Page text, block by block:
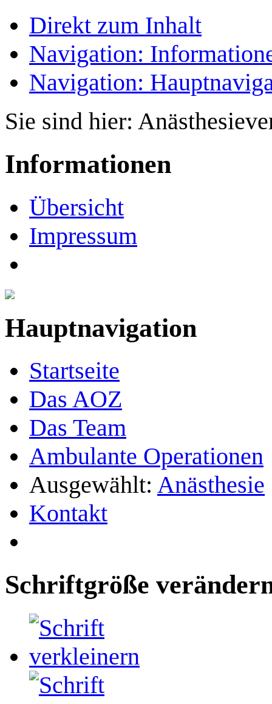
Direkt zum Inhalt
Navigation:
Navigation:
Sie sind hier:
Informationen
Übersicht
Impressum
Hauptnavigation
Startseite
Das AOZ
Das Team
Ambulante Operationen
Ausgewählt: Anästhesie
Kontakt
Schriftgröße